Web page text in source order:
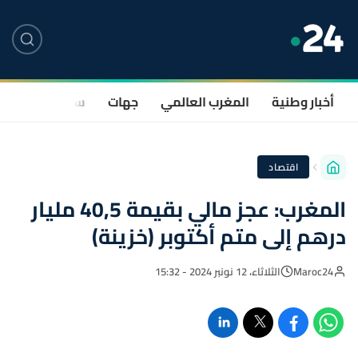
أخبار وطنية المغرب العالمي جهات سياسة
اقتصاد
المغرب: عجز مالي بقيمة 40,5 مليار
درهم إلى متم أكتوبر (خزينة)
Maroc24 الثلاثاء، 12 نونبر 2024 - 15:32